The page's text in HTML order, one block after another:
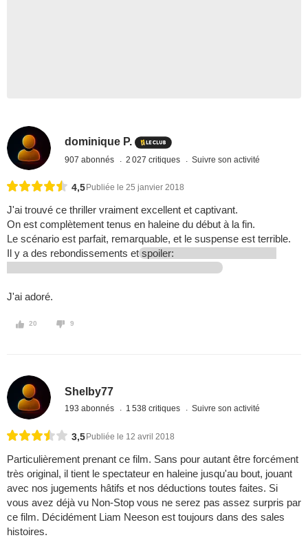
dominique P.
907 abonnés 2 027 critiques Suivre son activité
4,5 Publiée le 25 janvier 2018
J'ai trouvé ce thriller vraiment excellent et captivant.
On est complètement tenus en haleine du début à la fin.
Le scénario est parfait, remarquable, et le suspense est terrible.
Il y a des rebondissements et spoiler:
J'ai adoré.
20 9
Shelby77
193 abonnés 1 538 critiques Suivre son activité
3,5 Publiée le 12 avril 2018
Particulièrement prenant ce film. Sans pour autant être forcément
très original, il tient le spectateur en haleine jusqu'au bout, jouant
avec nos jugements hâtifs et nos déductions toutes faites. Si
vous avez déjà vu Non-Stop vous ne serez pas assez surpris par
ce film. Décidément Liam Neeson est toujours dans des sales
histoires.